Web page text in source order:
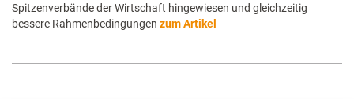
Spitzenverbände der Wirtschaft hingewiesen und gleichzeitig
bessere Rahmenbedingungen zum Artikel